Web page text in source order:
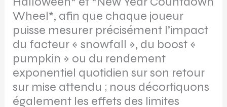
Wheel*, afin que chaque joueur
puisse mesurer précisément l’impact
du facteur « snowfall », du boost «
pumpkin » ou du rendement
exponentiel quotidien sur son retour
sur mise attendu ; nous décortiquons
également les effets des limites